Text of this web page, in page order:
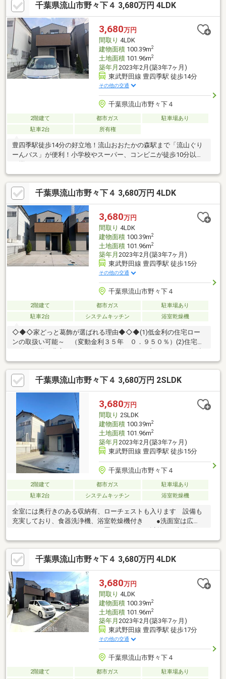
ンフォメーション～○おおたかの森南２号公園 約180ｍ○ヤオコ
ー流山おおたかの森店 約660ｍ○ファミリーマートおおたかの森
店 約440ｍ○おおたかの森小学校 約1，140ｍ○おおたかの森中
学校 約1，140ｍ
千葉県流山市野々下４ 3,680万円 4LDK
3,680万円
間取り 4LDK
建物面積100.39m2
土地面積101.96m2
築年月 2023年2月(築3年7ヶ月)
東武野田線 豊四季駅 徒歩14分
その他の交通
千葉県流山市野々下４
2階建て 都市ガス
駐車場あり
駐車2台
所有権
豊四季駅徒歩14分の好立地！流山おおたかの森駅まで「流山ぐり
ーんバス」が便利！小学校やスーパー、コンビニが徒歩10分以内
に揃ってます。
千葉県流山市野々下４ 3,680万円 4LDK
3,680万円
間取り 4LDK
建物面積100.39m2
土地面積101.96m2
築年月 2023年2月(築3年7ヶ月)
東武野田線 豊四季駅 徒歩15分
その他の交通
千葉県流山市野々下４
2階建て 都市ガス
駐車場あり
駐車2台
システムキッチン 浴室乾燥機
◇◆◇家どっと葛飾が選ばれる理由◆◇◆(1)低金利の住宅ロー
ンの取扱い可能～ （変動金利３５年 ０．９５０％）(2)住宅ロ
せが出来る～（無料）～【今のお客様のご状況をお聞かせくださ
い】～◆毎月支払う住居費って自分達はいくらなら大丈夫かな。
◆歳を重ねてもずっと安心して暮らせる場所がいい！◆購入はし
たいけど、手続きとか税金とか色々心配。期待も大きい反面、悩
みや不安も多いと思います。不動産売買専門店でお客様と一緒に
悩んできた数が多い私達だから解決出来る問題があります。
千葉県流山市野々下４ 3,680万円 2SLDK
3,680万円
間取り 2SLDK
建物面積100.39m2
土地面積101.96m2
築年月 2023年2月(築3年7ヶ月)
東武野田線 豊四季駅 徒歩15分
千葉県流山市野々下４
2階建て 都市ガス
駐車場あり
駐車2台
システムキッチン 浴室乾燥機
全室には奥行きのある収納有、ローチェストも入ります 設備も
充実しており、食器洗浄機、浴室乾燥機付き ●洗面室は広
く、ハイチェスト（タンス）も置けて、タオル以外にも収納。●
玄関には、沢山収納できるシューズボックスやアウターがかけれ
る収納があり大変便利です。●室内洗濯物干しがあり、急な雨の
際は大変便利。●ガスコンロは３口、グリル付
千葉県流山市野々下４ 3,680万円 4LDK
3,680万円
間取り 4LDK
建物面積100.39m2
土地面積101.96m2
築年月 2023年2月(築3年7ヶ月)
東武野田線 豊四季駅 徒歩17分
その他の交通
千葉県流山市野々下４
2階建て 都市ガス 駐車場あり